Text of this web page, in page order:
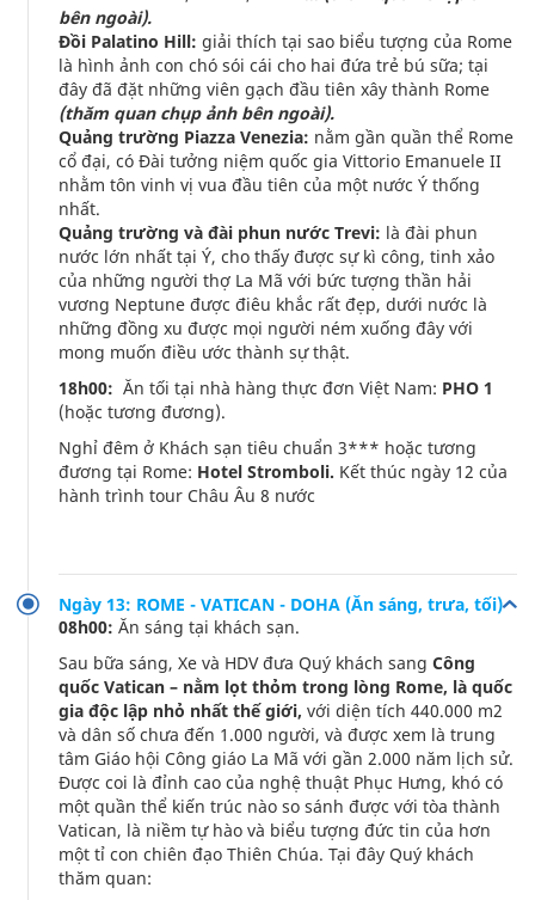
bên ngoài).
Đồi Palatino Hill: giải thích tại sao biểu tượng của Rome
là hình ảnh con chó sói cái cho hai đứa trẻ bú sữa; tại
đây đã đặt những viên gạch đầu tiên xây thành Rome
(thăm quan chụp ảnh bên ngoài).
Quảng trường Piazza Venezia: nằm gần quần thể Rome
cổ đại, có Đài tưởng niệm quốc gia Vittorio Emanuele II
nhằm tôn vinh vị vua đầu tiên của một nước Ý thống
nhất.
Quảng trường và đài phun nước Trevi: là đài phun
nước lớn nhất tại Ý, cho thấy được sự kì công, tinh xảo
của những người thợ La Mã với bức tượng thần hải
vương Neptune được điêu khắc rất đẹp, dưới nước là
những đồng xu được mọi người ném xuống đây với
mong muốn điều ước thành sự thật.
18h00: Ăn tối tại nhà hàng thực đơn Việt Nam: PHO 1
(hoặc tương đương).
Nghỉ đêm ở Khách sạn tiêu chuẩn 3*** hoặc tương
đương tại Rome: Hotel Stromboli. Kết thúc ngày 12 của
hành trình tour Châu Âu 8 nước
Ngày 13: ROME - VATICAN - DOHA (Ăn sáng, trưa, tối)
08h00: Ăn sáng tại khách sạn.
Sau bữa sáng, Xe và HDV đưa Quý khách sang Công
quốc Vatican – nằm lọt thỏm trong lòng Rome, là quốc
gia độc lập nhỏ nhất thế giới, với diện tích 440.000 m2
và dân số chưa đến 1.000 người, và được xem là trung
tâm Giáo hội Công giáo La Mã với gần 2.000 năm lịch sử.
Được coi là đỉnh cao của nghệ thuật Phục Hưng, khó có
một quần thể kiến trúc nào so sánh được với tòa thành
Vatican, là niềm tự hào và biểu tượng đức tin của hơn
một tỉ con chiên đạo Thiên Chúa. Tại đây Quý khách
thăm quan: